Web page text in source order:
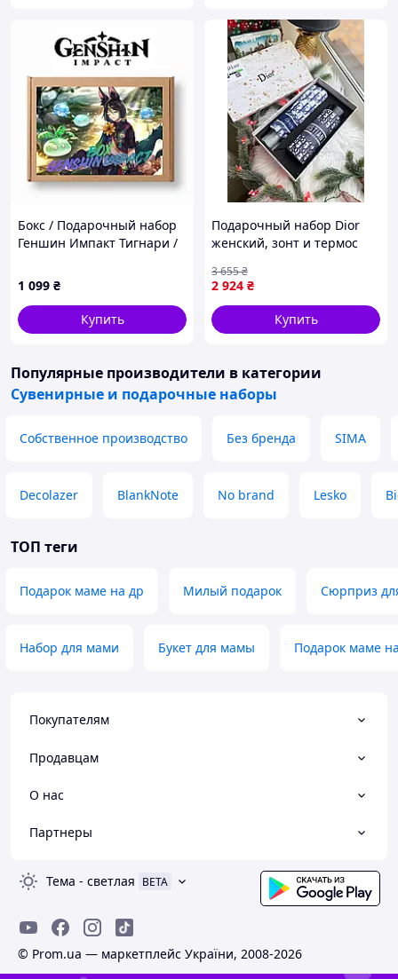
Бокс / Подарочный набор
Геншин Импакт Тигнари /
1 099 ₴
Купить
Подарочный набор Dior
женский, зонт и термос
индикатором температуры
2 924 ₴
3 655₴
Купить
Популярные производители в категории
Сувенирные и подарочные наборы
Собственное производство Без бренда SIMA
Decolazer BlankNote No brand Lesko
ТОП теги
Подарок маме на др Милый подарок Сюрприз
Набор для мами Букет для мамы Подарок маме
Покупателям
Продавцам
О нас
Партнеры
Тема - светлая BETA
© Prom.ua — маркетплейс України, 2008-2026